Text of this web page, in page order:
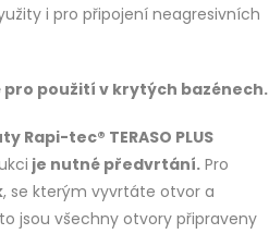
i pro připojení neagresivních
pro použití v krytých bazénech.
Rapi-tec® TERASO PLUS
je nutné předvrtání. Pro
, se kterým vyvrtáte otvor a
jsou všechny otvory připraveny